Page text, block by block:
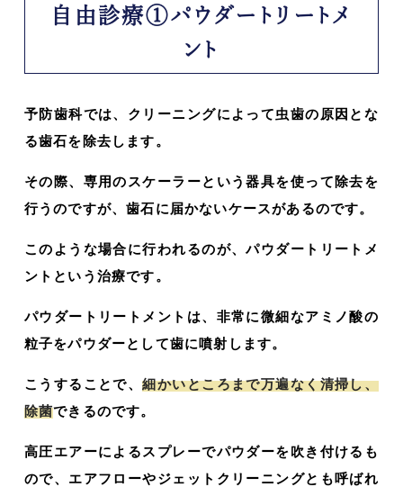
自由診療①パウダートリートメ
ント
予防歯科では、クリーニングによって虫歯の原因とな
る歯石を除去します。
その際、専用のスケーラーという器具を使って除去を
行うのですが、歯石に届かないケースがあるのです。
このような場合に行われるのが、パウダートリートメ
ントという治療です。
パウダートリートメントは、非常に微細なアミノ酸の
粒子をパウダーとして歯に噴射します。
こうすることで、細かいところまで万遍なく清掃し、
除菌できるのです。
高圧エアーによるスプレーでパウダーを吹き付けるも
ので、エアフローやジェットクリーニングとも呼ばれ